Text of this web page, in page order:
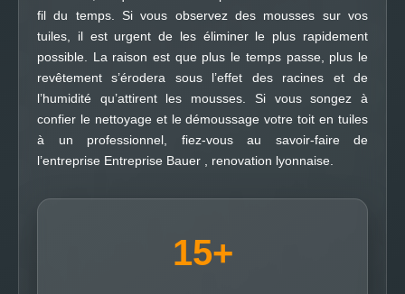
fil du temps. Si vous observez des mousses sur vos
tuiles, il est urgent de les éliminer le plus rapidement
possible. La raison est que plus le temps passe, plus le
revêtement s’érodera sous l’effet des racines et de
l’humidité qu’attirent les mousses. Si vous songez à
confier le nettoyage et le démoussage votre toit en tuiles
à un professionnel, fiez-vous au savoir-faire de
l’entreprise Entreprise Bauer , renovation lyonnaise.
15+